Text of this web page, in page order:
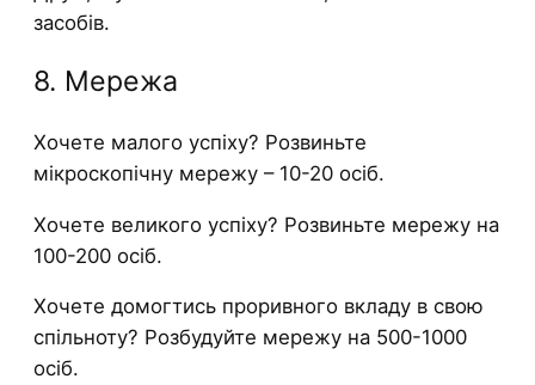
засобів.
8. Мережа
Хочете малого успіху? Розвиньте
мікроскопічну мережу – 10-20 осіб.
Хочете великого успіху? Розвиньте мережу на
100-200 осіб.
Хочете домогтись проривного вкладу в свою
спільноту? Розбудуйте мережу на 500-1000
осіб.